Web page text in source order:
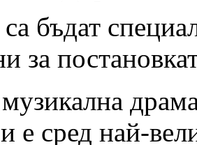
бъдат
за
музикална
е сред най-